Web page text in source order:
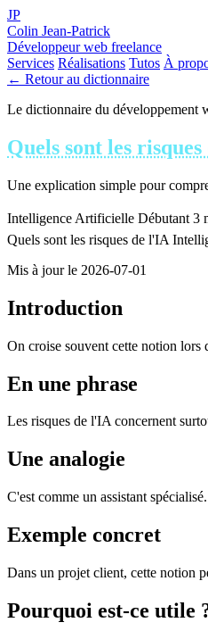
JP
Colin Jean-Patrick
Développeur web freelance
Services Réalisations Tutos À
← Retour au dictionnaire
Le dictionnaire du développement
Quels sont les
Une explication simple pour
Intelligence Artificielle Débutant 3
Quels sont les risques de l'IA
Mis à jour le 2026-07-01
Introduction
On croise souvent cette notion lors
En une phrase
Les risques de l'IA concernent
Une analogie
C'est comme un assistant
Exemple concret
Dans un projet client, cette notion
Pourquoi est-ce utile